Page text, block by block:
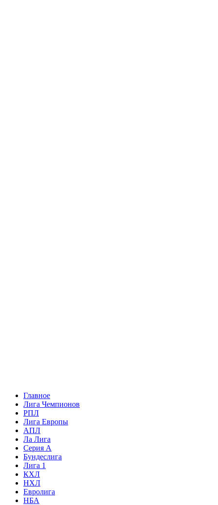
Главное
Лига Чемпионов
РПЛ
Лига Европы
АПЛ
Ла Лига
Серия А
Бундеслига
Лига 1
КХЛ
НХЛ
Евролига
НБА